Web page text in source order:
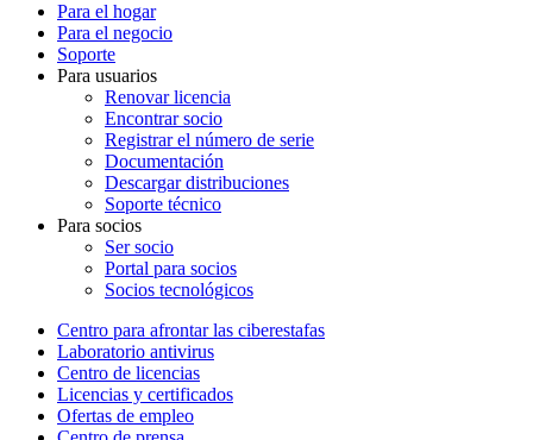
Para el hogar
Para el negocio
Soporte
Para usuarios
Renovar licencia
Encontrar socio
Registrar el número de serie
Documentación
Descargar distribuciones
Soporte técnico
Para socios
Ser socio
Portal para socios
Socios tecnológicos
Centro para afrontar las ciberestafas
Laboratorio antivirus
Centro de licencias
Licencias y certificados
Ofertas de empleo